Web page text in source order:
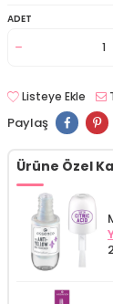
ADET
Listeye Ekle
Paylaş
Ürüne Özel